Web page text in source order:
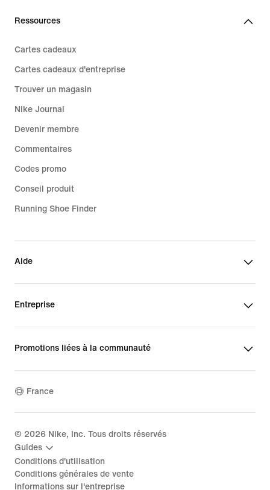
Ressources
Cartes cadeaux
Cartes cadeaux d'entreprise
Trouver un magasin
Nike Journal
Devenir membre
Commentaires
Codes promo
Conseil produit
Running Shoe Finder
Aide
Entreprise
Promotions liées à la communauté
France
© 2026 Nike, Inc. Tous droits réservés
Guides
Conditions d'utilisation
Conditions générales de vente
Informations sur l'entreprise